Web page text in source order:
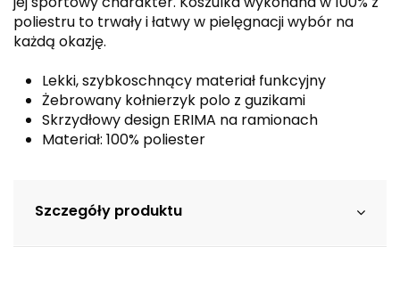
poliestru to trwały i łatwy w pielęgnacji wybór na
każdą okazję.
Lekki, szybkoschnący materiał funkcyjny
Żebrowany kołnierzyk polo z guzikami
Skrzydłowy design ERIMA na ramionach
Materiał: 100% poliester
Szczegóły produktu